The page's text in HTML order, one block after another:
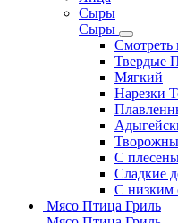
Сыры
Сыры
Смотреть
Твердые
Мягкий
Нарезки
С
Сладкие
С низким
Мясо Птица Гриль